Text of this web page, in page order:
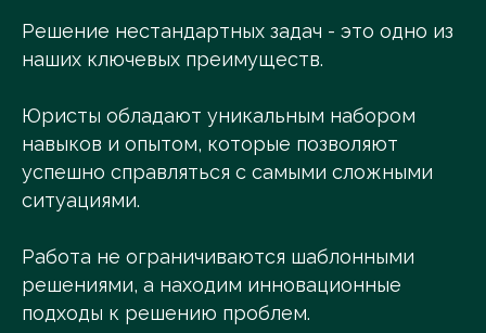
Решение нестандартных задач - это одно из
наших ключевых преимуществ.
Юристы обладают уникальным набором
навыков и опытом, которые позволяют
успешно справляться с самыми сложными
ситуациями.
Работа не ограничиваются шаблонными
решениями, а находим инновационные
подходы к решению проблем.